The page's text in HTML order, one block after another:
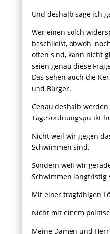
Und deshalb sage ich
Wer einen solch
beschließt, obwohl
offen sind, kann nicht
seien genau diese
Das sehen auch die
und Bürger.
Genau deshalb
Tagesordnungspunkt
Nicht weil wir gegen
Schwimmen sind.
Sondern weil wir
Schwimmen langfristig
Mit einer tragfähigen
Nicht mit einem
Meine Damen und